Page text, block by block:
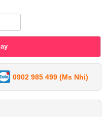
0902 985 499 (Ms Nhi)